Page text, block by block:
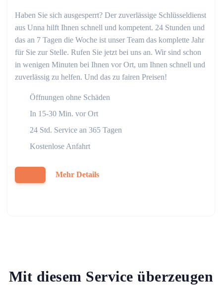
Haben Sie sich ausgesperrt? Der zuverlässige Schlüsseldienst
aus Unna hilft Ihnen schnell und kompetent. 24 Stunden und
das an 7 Tagen die Woche ist unser Team das komplette Jahr
für Sie zur Stelle. Rufen Sie jetzt bei uns an. Wir sind schon
in wenigen Minuten bei Ihnen vor Ort, um Ihnen schnell und
zuverlässig zu helfen. Und das zu fairen Preisen!
Öffnungen ohne Schäden
In 15-30 Min. vor Ort
24 Std. Service an 365 Tagen
Kostenlose Anfahrt
Mehr Details
Mit diesem Service überzeugen